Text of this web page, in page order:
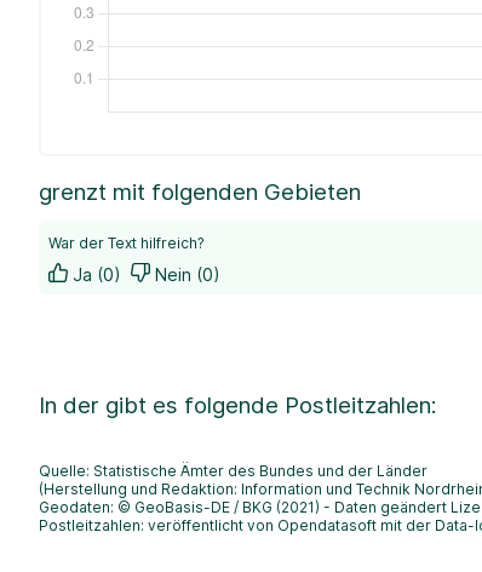
grenzt mit folgenden Gebieten
War der Text hilfreich?
Ja (0) Nein (0)
In der gibt es folgende Postleitzahlen:
Quelle: Statistische Ämter des Bundes und der Länder
(Herstellung und Redaktion: Information und Technik
Geodaten: © GeoBasis-DE / BKG (2021) - Daten geändert
Postleitzahlen: veröffentlicht von Opendatasoft mit der Data-